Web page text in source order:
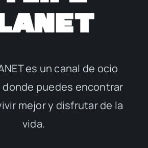
es un canal de ocio
puedes encontrar
mejor y disfrutar de la
vida.